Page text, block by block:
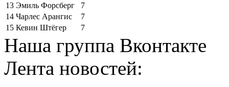
13 Эмиль Форсберг
7
14 Чарлес Арангис
7
15 Кевин Штёгер 7
Наша группа Вконтакте
Лента новостей: